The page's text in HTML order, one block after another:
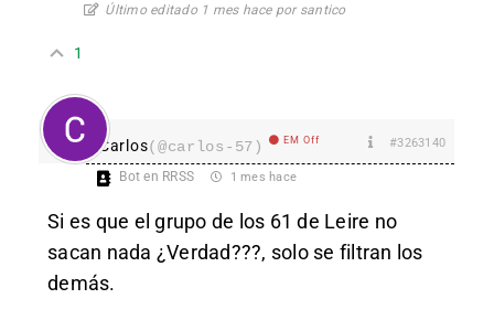
Último editado 1 mes hace por santico
1
Carlos(@carlos-57) EM Off #3263140
Bot en RRSS 1 mes hace
Si es que el grupo de los 61 de Leire no
sacan nada ¿Verdad???, solo se filtran los
demás.